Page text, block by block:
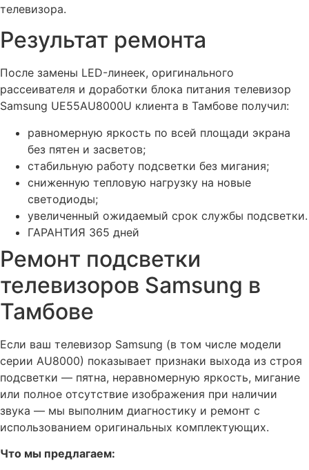
телевизора.
Результат ремонта
После замены LED-линеек, оригинального
рассеивателя и доработки блока питания телевизор
Samsung UE55AU8000U клиента в Тамбове получил:
равномерную яркость по всей площади экрана
без пятен и засветов;
стабильную работу подсветки без мигания;
сниженную тепловую нагрузку на новые
светодиоды;
увеличенный ожидаемый срок службы подсветки.
ГАРАНТИЯ 365 дней
Ремонт подсветки
телевизоров Samsung в
Тамбове
Если ваш телевизор Samsung (в том числе модели
серии AU8000) показывает признаки выхода из строя
подсветки — пятна, неравномерную яркость, мигание
или полное отсутствие изображения при наличии
звука — мы выполним диагностику и ремонт с
использованием оригинальных комплектующих.
Что мы предлагаем: